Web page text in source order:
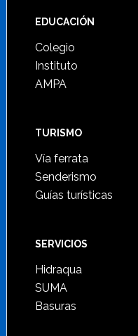
Footer
EDUCACIÓN
Colegio
Instituto
AMPA
TURISMO
Vía ferrata
Senderismo
Guías turísticas
SERVICIOS
Hidraqua
SUMA
Basuras